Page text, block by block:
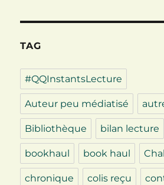
TAG
#QQInstantsLecture
Auteur peu médiatisé
Bibliothèque bilan lecture
bookhaul book haul
chronique colis reçu